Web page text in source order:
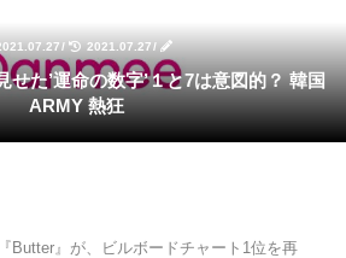
/ 2021.07.27/
ARMY 熱狂
Butter』が、ビルボードチャート1位を再